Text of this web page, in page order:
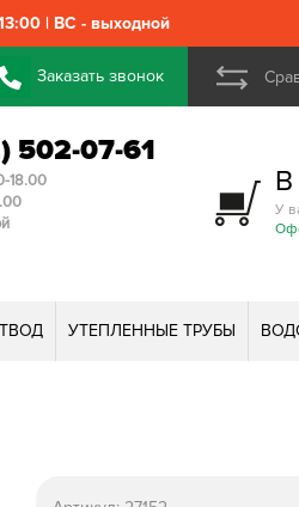
| ВС - выходной
Заказать звонок
502-07-61
18.00
У
УТЕПЛЕННЫЕ ТРУБЫ